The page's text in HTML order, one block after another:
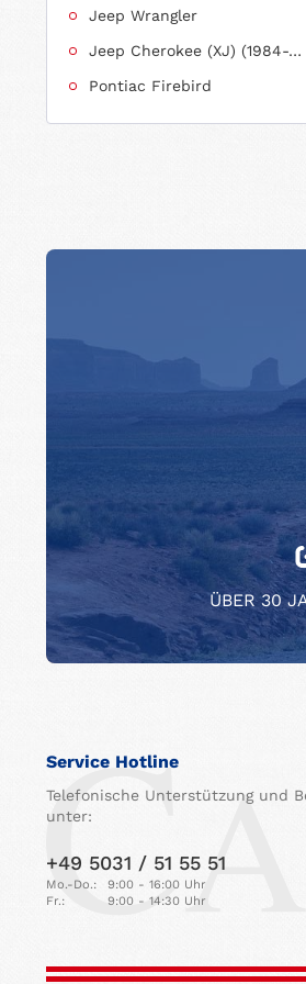
Jeep Wrangler
Jeep Cherokee (XJ) (1984-2001)
Pontiac Firebird
ÜBER 30
Service Hotline
Telefonische Unterstützung und
unter:
+49 5031 / 51 55 51
Mo.-Do.:
9:00 - 16:00 Uhr
Fr.:
9:00 - 14:30 Uhr